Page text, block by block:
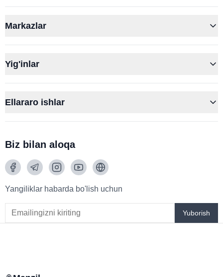
Markazlar
Yig'inlar
Ellararo ishlar
Biz bilan aloqa
Yangiliklar habarda bo'lish uchun
Yuborish